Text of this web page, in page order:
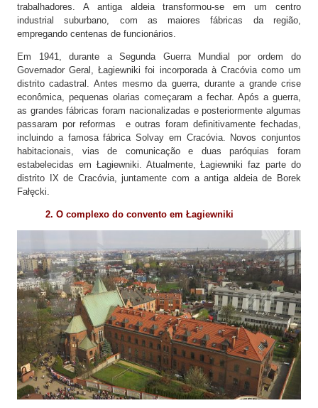
trabalhadores. A antiga aldeia transformou-se em um centro
industrial suburbano, com as maiores fábricas da região,
empregando centenas de funcionários.
Em 1941, durante a Segunda Guerra Mundial por ordem do
Governador Geral, Łagiewniki foi incorporada à Cracóvia como um
distrito cadastral. Antes mesmo da guerra, durante a grande crise
econômica, pequenas olarias começaram a fechar. Após a guerra,
as grandes fábricas foram nacionalizadas e posteriormente algumas
passaram por reformas e outras foram definitivamente fechadas,
incluindo a famosa fábrica Solvay em Cracóvia. Novos conjuntos
habitacionais, vias de comunicação e duas paróquias foram
estabelecidas em Łagiewniki. Atualmente, Łagiewniki faz parte do
distrito IX de Cracóvia, juntamente com a antiga aldeia de Borek
Fałęcki.
2. O complexo do convento em Łagiewniki